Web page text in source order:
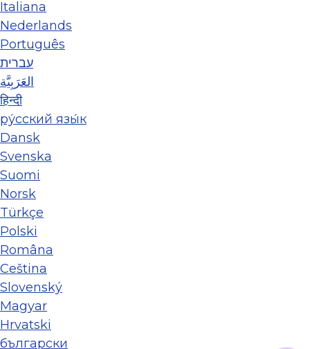
Italiana
Nederlands
Português
עברית
العَرَبِيَّة
हिन्दी
ру́сский язы́к
Dansk
Svenska
Suomi
Norsk
Türkçe
Polski
Româna
Ceština
Slovenský
Magyar
Hrvatski
български